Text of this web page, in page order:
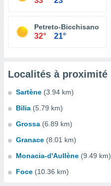
Petreto-Bicchisano
32° 21°
Localités à proximité
Sartène (3.94 km)
Bilia (5.79 km)
Grossa (6.89 km)
Granace (8.01 km)
Monacia-d'Aullène (9.49 km)
Foce (10.36 km)